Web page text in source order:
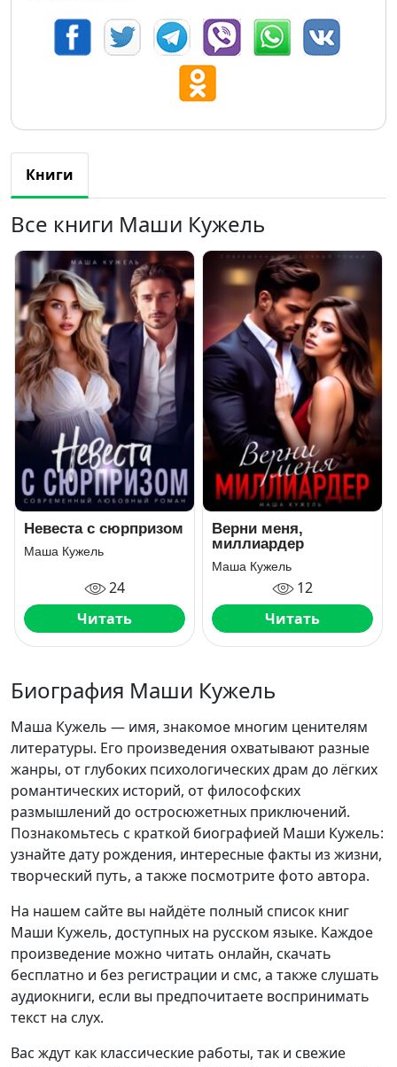
Книги
Все книги Маши Кужель
Невеста с сюрпризом
Маша Кужель
24
Читать
Верни меня,
миллиардер
Маша Кужель
12
Читать
Биография Маши Кужель
Маша Кужель — имя, знакомое многим ценителям
литературы. Его произведения охватывают разные
жанры, от глубоких психологических драм до лёгких
романтических историй, от философских
размышлений до остросюжетных приключений.
Познакомьтесь с краткой биографией Маши Кужель:
узнайте дату рождения, интересные факты из жизни,
творческий путь, а также посмотрите фото автора.
На нашем сайте вы найдёте полный список книг
Маши Кужель, доступных на русском языке. Каждое
произведение можно читать онлайн, скачать
бесплатно и без регистрации и смс, а также слушать
аудиокниги, если вы предпочитаете воспринимать
текст на слух.
Вас ждут как классические работы, так и свежие